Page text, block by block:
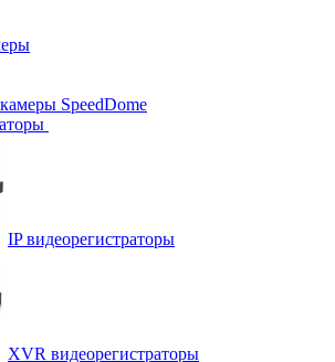
SpeedDome
IP видеорегистраторы
XVR видеорегистраторы